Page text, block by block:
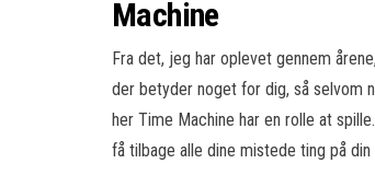
Machine
Fra det, jeg har oplevet gennem
der betyder noget for dig, så selvom
her Time Machine har en rolle at
få tilbage alle dine mistede ting på din